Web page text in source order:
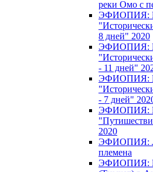
реки Омо с
ЭФИОПИЯ:
8 дней" 2020
ЭФИОПИЯ:
- 11 дней"
ЭФИОПИЯ:
- 7 дней"
ЭФИОПИЯ:
2020
ЭФИОПИЯ:
племена
ЭФИОПИЯ: